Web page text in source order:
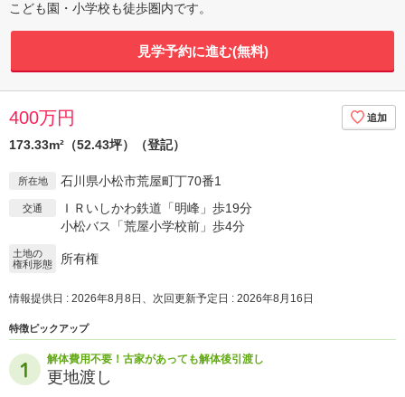
こども園・小学校も徒歩圏内です。
見学予約に進む(無料)
400万円
173.33m²（52.43坪）（登記）
所在地 石川県小松市荒屋町丁70番1
交通
ＩＲいしかわ鉄道「明峰」歩19分
小松バス「荒屋小学校前」歩4分
土地の
権利形態
所有権
情報提供日 : 2026年8月8日、次回更新予定日 : 2026年8月16日
特徴ピックアップ
解体費用不要！古家があっても解体後引渡し
更地渡し